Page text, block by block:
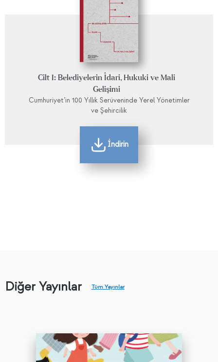
Cilt I: Belediyelerin İdari, Hukuki ve Mali
Gelişimi
Cumhuriyet’in 100 Yıllık Serüveninde Yerel Yönetimler
ve Şehircilik
İndirin
Diğer Yayınlar Tüm Yayınlar